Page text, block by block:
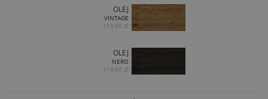
OLEJ
VINTAGE
110,00 zł
OLEJ
NERO
110,00 zł